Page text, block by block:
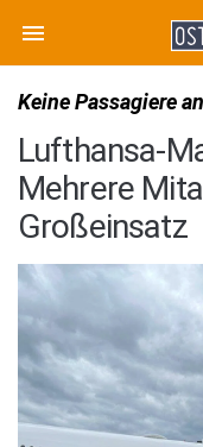
Keine Passagiere
Lufthansa-
Mehrere
Großeinsatz